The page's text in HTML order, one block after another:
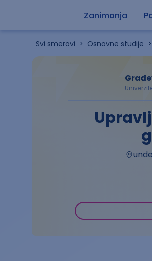
Zanimanja
Svi smerovi > Osnovne studije >